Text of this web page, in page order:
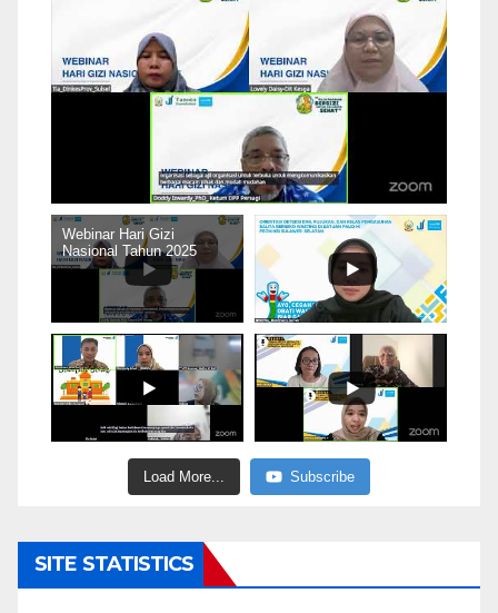
Webinar Hari Gizi
Nasional Tahun 2025
Load More... Subscribe
SITE STATISTICS